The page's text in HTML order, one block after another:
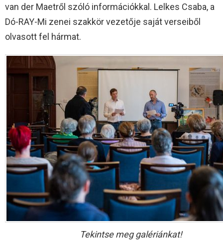
van der Maetről szóló információkkal. Lelkes Csaba, a
Dó-RAY-Mi zenei szakkör vezetője saját verseiből
olvasott fel hármat.
Tekintse meg galériánkat!